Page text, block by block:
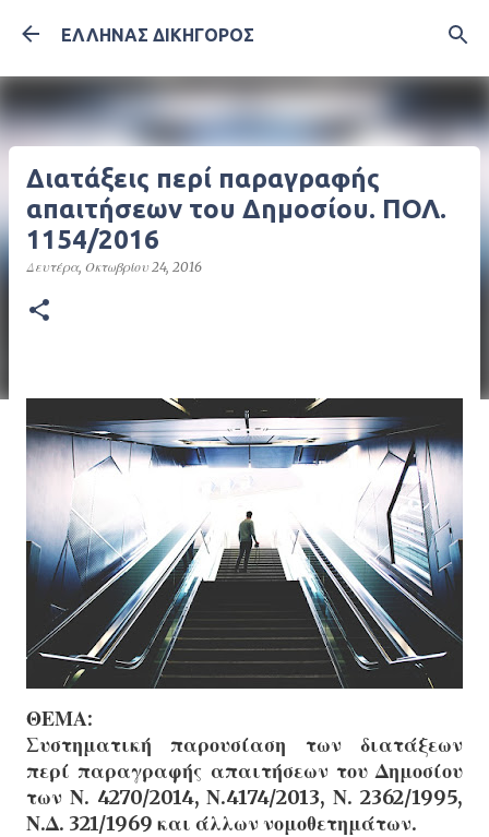
Μετάβαση στο κύριο περιεχόμενο
ΕΛΛΗΝΑΣ ΔΙΚΗΓΟΡΟΣ
Διατάξεις περί παραγραφής
απαιτήσεων του Δημοσίου. ΠΟΛ.
1154/2016
Δευτέρα, Οκτωβρίου 24, 2016
ΘΕΜΑ:
Συστηματική παρουσίαση των διατάξεων
περί παραγραφής απαιτήσεων του Δημοσίου
των Ν. 4270/2014, Ν.4174/2013, Ν. 2362/1995,
Ν.Δ. 321/1969 και άλλων νομοθετημάτων.